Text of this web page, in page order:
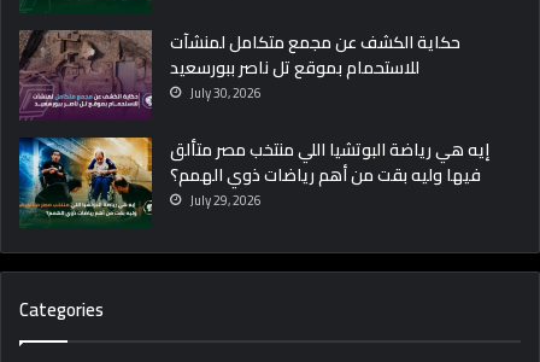
حكاية الكشف عن مجمع متكامل لمنشآت
للاستحمام بموقع تل ناصر ببورسعيد
July 30, 2026
إيه هي رياضة البوتشيا اللي منتخب مصر متألق
فيها وليه بقت من أهم رياضات ذوي الهمم؟
July 29, 2026
Categories